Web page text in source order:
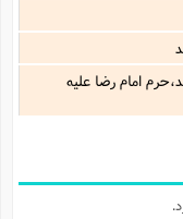
امام رضا علیه